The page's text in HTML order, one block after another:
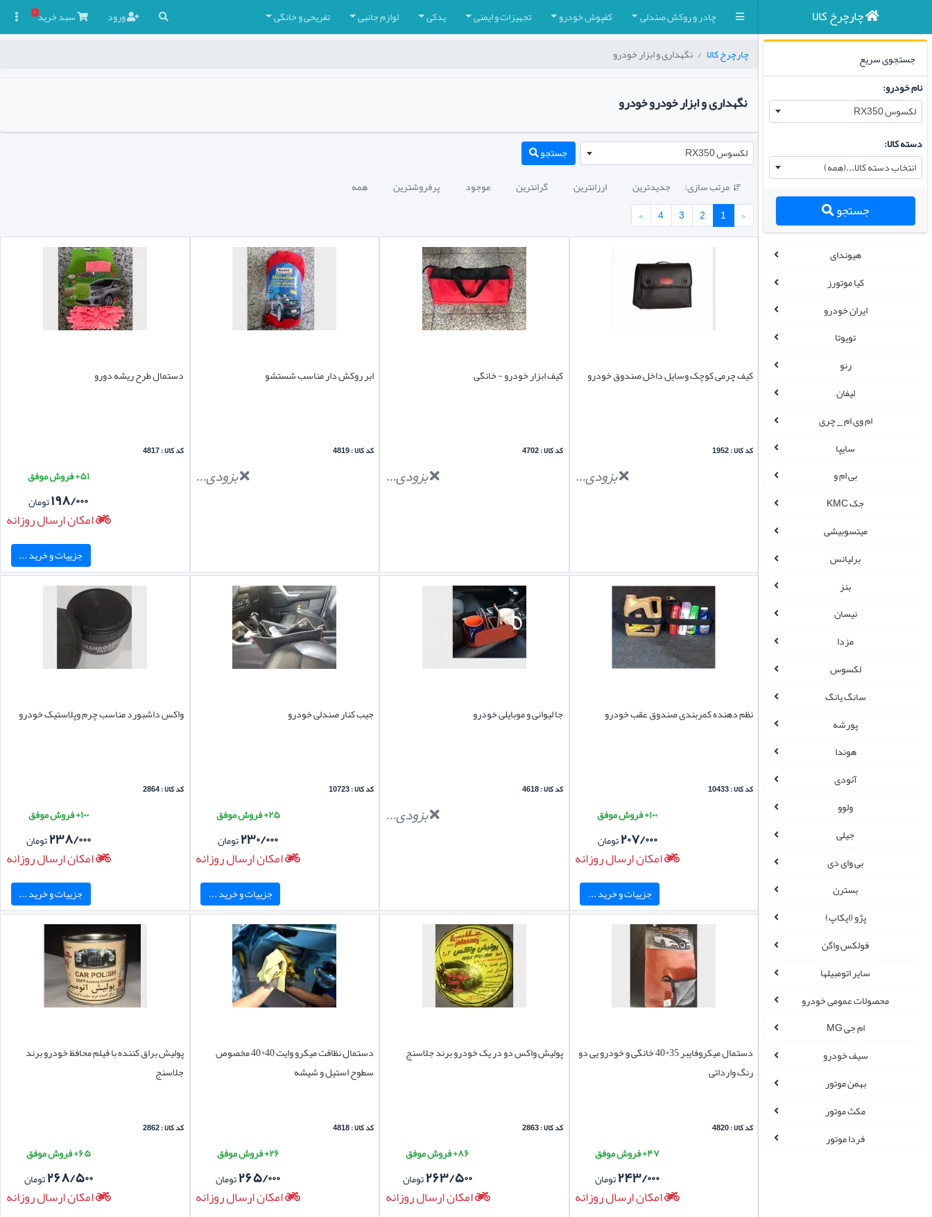
چادر و روکش صندلی کفپوش خودرو تجهیزات و ایمنی یدکی لوازم جانبی تفریحی و خانگی ورود سبدخرید۰ چارچرخ کالا
جستجوی سریع
نام خودرو:
لکسوس RX350
دسته کالا:
انتخاب دسته کالا...(همه)
جستجو
هیوندای
کیا موتورز
ایران خودرو
تویوتا
رنو
لیفان
ام وی ام _ چری
سایپا
بی ام و
جک KMC
میتسوبیشی
برلیانس
بنز
نیسان
مزدا
لکسوس
سانگ یانگ
پورشه
هوندا
آئودی
ولوو
جیلی
بی وای دی
بسترن
پژو (ایکاپ)
فولکس واگن
سایر اتومبیلها
محصولات عمومی خودرو
ام جی MG
سیف خودرو
بهمن موتور
مکث موتور
فردا موتور
چارچرخ کالا نگهداری و ابزار خودرو
نگهداری و ابزار خودرو خودرو
لکسوس RX350 جستجو
 مرتب سازی: جدیدترین ارزانترین گرانترین موجود پرفروشترین
همه
‹
1
2
3
4
›
کیف چرمی کوچک وسایل داخل صندوق خودرو
کد کالا : 1952
بزودی...
کیف ابزار خودرو - خانگی
کد کالا : 4702
بزودی...
ابر روکش دار مناسب شستشو
کد کالا : 4819
بزودی...
دستمال طرح ریشه دورو
کد کالا : 4817
۵۱+ فروش موفق
۱۹۸/۰۰۰تومان
امکان ارسال روزانه
جزییات و خرید ...
نظم دهنده کمربندی صندوق عقب خودرو
کد کالا : 10433
۱۰۰+ فروش موفق
۲۰۷/۰۰۰تومان
امکان ارسال روزانه
جزییات و خرید ...
جا لیوانی و موبایلی خودرو
کد کالا : 4618
بزودی...
جیب کنار صندلی خودرو
کد کالا : 10723
۲۵+ فروش موفق
۲۳۰/۰۰۰تومان
امکان ارسال روزانه
جزییات و خرید ...
واکس داشبورد مناسب چرم وپلاستیک خودرو
کد کالا : 2864
۱۰۰+ فروش موفق
۲۳۸/۰۰۰تومان
امکان ارسال روزانه
جزییات و خرید ...
دستمال میکروفایبر 35*40 خانگی و خودرو یی دو
رنگ وارداتی
کد کالا : 4820
۴۷+ فروش موفق
۲۴۳/۰۰۰تومان
امکان ارسال روزانه
پولیش واکس دو در یک خودرو برند جلاسنج
کد کالا : 2863
۸۶+ فروش موفق
۲۶۳/۵۰۰تومان
امکان ارسال روزانه
دستمال نظافت میکرو وایت 40*40 مخصوص
سطوح استیل و شیشه
کد کالا : 4818
۲۶+ فروش موفق
۲۶۵/۰۰۰تومان
امکان ارسال روزانه
پولیش براق کننده با فیلم محافظ خودرو برند
جلاسنج
کد کالا : 2862
۶۵+ فروش موفق
۲۶۸/۵۰۰تومان
امکان ارسال روزانه